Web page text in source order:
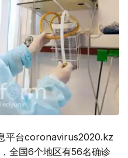
平台coronavirus2020.kz
全国6个地区有56名确诊